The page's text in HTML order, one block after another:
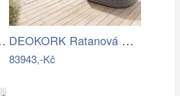
CORFU… DEOKORK Ratanová modulová sestava…
83943,-Kč